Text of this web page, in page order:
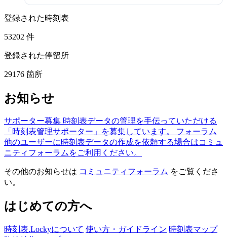
登録された時刻表
53202 件
登録された停留所
29176 箇所
お知らせ
サポーター募集 時刻表データの管理を手伝っていただける
「時刻表管理サポーター」を募集しています。
フォーラム
他のユーザーに時刻表データの作成を依頼する場合はコミュ
ニティフォーラムをご利用ください。
その他のお知らせは コミュニティフォーラム をご覧くださ
い。
はじめての方へ
時刻表.Lockyについて 使い方・ガイドライン 時刻表マップ